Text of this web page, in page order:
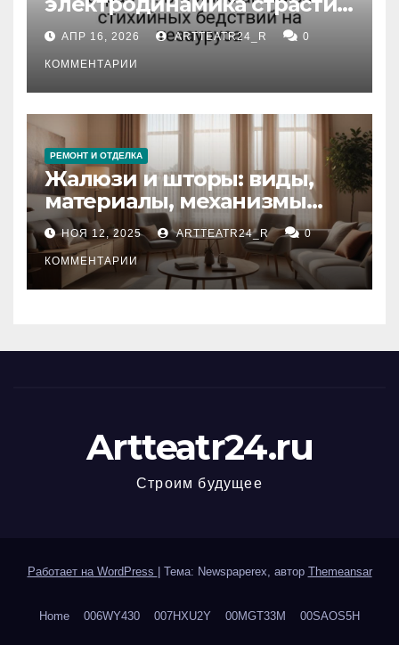
влияние анализа
стихийных бедствий на
тезауруса
АПР 16, 2026 ARTTEATR24_R 0
КОММЕНТАРИИ
РЕМОНТ И ОТДЕЛКА
Жалюзи и шторы: виды,
материалы, механизмы
управления и уход
НОЯ 12, 2025 ARTTEATR24_R 0
КОММЕНТАРИИ
Artteatr24.ru
Строим будущее
Работает на WordPress Тема: Newspaperex, автор Themeansar
Home 006WY430 007HXU2Y 00MGT33M 00SAOS5H